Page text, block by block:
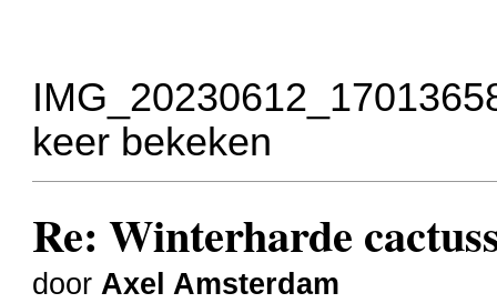
keer bekeken
Re: Winterharde
doorAxel Amsterdam